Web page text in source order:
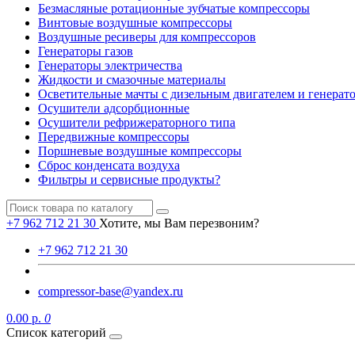
Безмасляные ротационные зубчатые компрессоры
Винтовые воздушные компрессоры
Воздушные ресиверы для компрессоров
Генераторы газов
Генераторы электричества
Жидкости и смазочные материалы
Осветительные мачты с дизельным двигателем и
Осушители адсорбционные
Осушители рефрижераторного типа
Передвижные компрессоры
Поршневые воздушные компрессоры
Сброс конденсата воздуха
Фильтры и сервисные продукты?
+7 962 712 21 30 Хотите, мы Вам перезвоним?
+7 962 712 21 30
compressor-base@yandex.ru
0.00 р. 0
Список категорий